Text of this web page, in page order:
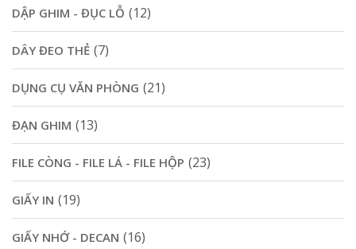
DẬP GHIM - ĐỤC LỖ (12)
DÂY ĐEO THẺ (7)
DỤNG CỤ VĂN PHÒNG (21)
ĐẠN GHIM (13)
FILE CÒNG - FILE LÁ - FILE HỘP (23)
GIẤY IN (19)
GIẤY NHỚ - DECAN (16)